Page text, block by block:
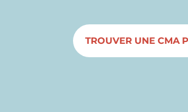
TROUVER UNE CMA